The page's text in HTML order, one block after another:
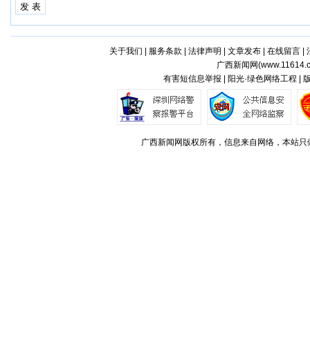
关于我们 服务条款 法律声明 文章发布| 在线留言|
广西新闻网(
有害短信息举报 | 阳光·绿色网络工程 |
广西新闻网版权所有，信息来自网络，本站